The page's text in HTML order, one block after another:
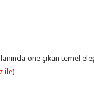
öne çıkan temel
ile)